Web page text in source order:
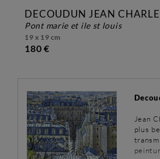
DECOUDUN JEAN
pont marie et ile st louis
19 x 19 cm
180 €
Jean
plus